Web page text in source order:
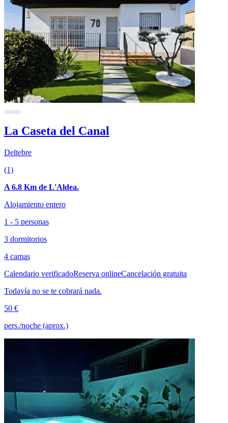
La Caseta del Canal
Deltebre
(1)
A 6.8 Km de L'Aldea.
Alojamiento entero
1 - 5 personas
3 dormitorios
4 camas
Calendario verificadoReserva onlineCancelación gratuita
Todavía no se te cobrará nada.
50 €
pers./noche (aprox.)